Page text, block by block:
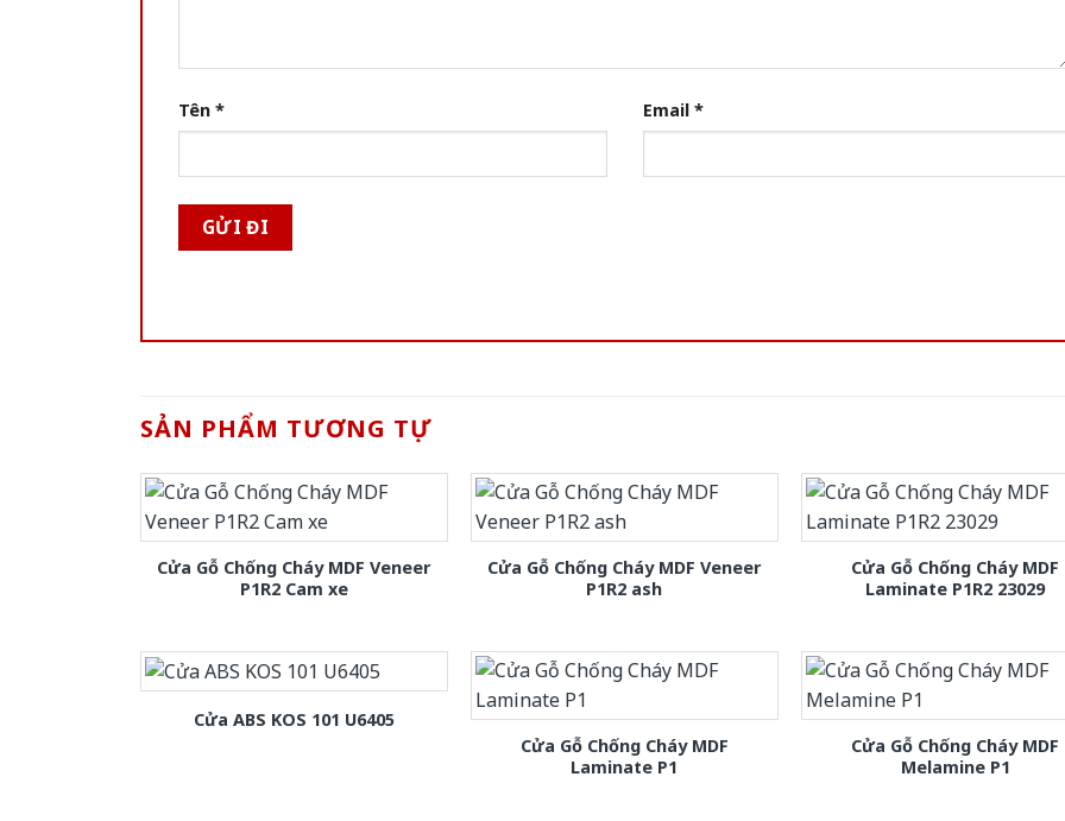
Tên * Email *
SẢN PHẨM TƯƠNG TỰ
Cửa Gỗ Chống Cháy MDF Veneer
P1R2 Cam xe
Cửa Gỗ Chống Cháy MDF Veneer
P1R2 ash
Cửa Gỗ Chống Cháy MDF
Laminate P1R2 23029
Cửa ABS KOS 101 U6405
Cửa Gỗ Chống Cháy MDF
Laminate P1
Cửa Gỗ Chống Cháy MDF
Melamine P1